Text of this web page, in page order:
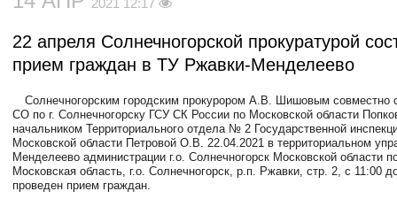
22 апреля Солнечногорской прокуратурой
прием граждан в ТУ Ржавки-Менделеево
Солнечногорским городским прокурором А.В. Шишовым совместно
СО по г. Солнечногорску ГСУ СК России по Московской области
начальником Территориального отдела № 2 Государственной
Московской области Петровой О.В. 22.04.2021 в территориальном
Менделеево администрации г.о. Солнечногорск Московской области
Московская область, г.о. Солнечногорск, р.п. Ржавки, стр. 2, с 11:00
проведен прием граждан.